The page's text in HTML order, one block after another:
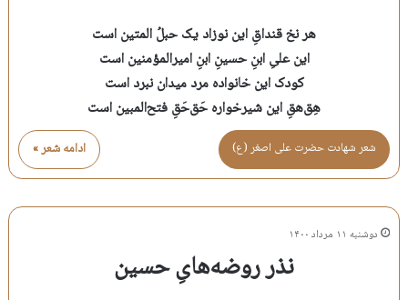
هر نخ قنداقِ این نوزاد یک حبلُ المتین است
این علیِ ابنِ حسینِ ابنِ امیرالمؤمنین است
کودک این خانواده مرد میدان نبرد است
هِق‌هقِ این شیرخواره حَق‌حَقِ فتح‌المبین است
ادامه شعر » شعر شهادت حضرت علی اصغر (ع)
دوشنبه ۱۱ مرداد ۱۴۰۰
نذر روضه‌هایِ حسین